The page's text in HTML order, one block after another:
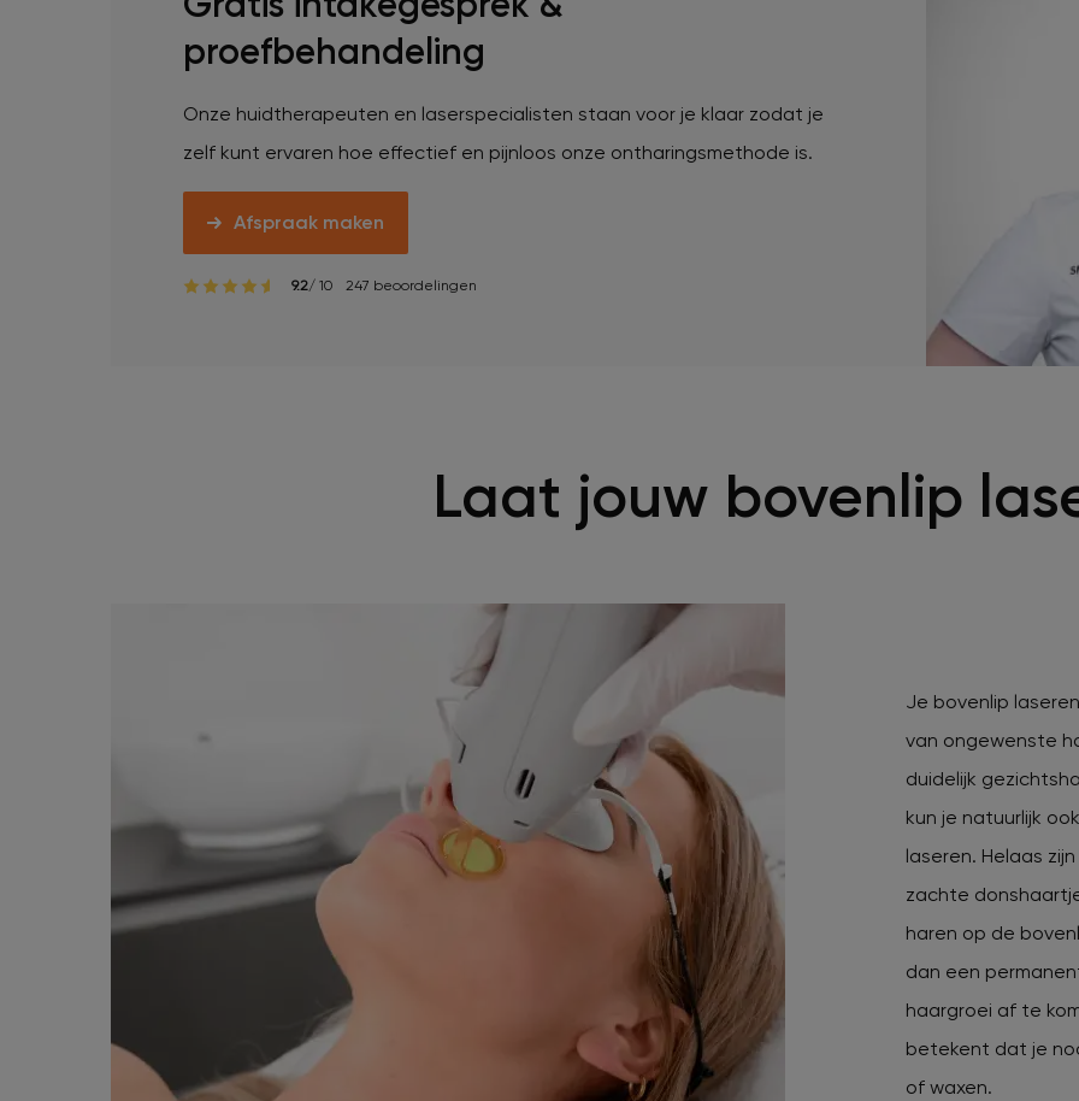
proefbehandeling
Onze huidtherapeuten en laserspecialisten staan voor je klaar zodat je
zelf kunt ervaren hoe effectief en pijnloos onze ontharingsmethode is.
Afspraak maken
9.2/ 10 247 beoordelingen
Laat jouw bovenlip
Je bovenlip
van ongewenste
duidelijk
kun je natuurlijk
laseren. Helaas
zachte
haren op de
dan een
haargroei af te
betekent dat je
of waxen.
Veelgestelde vragen
Ontstaansgeschiedenis
Bij jou in de buurt